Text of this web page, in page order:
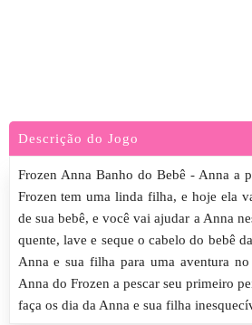
Descrição do Jogo
Frozen Anna Banho do Bebê - Anna a
Frozen tem uma linda filha, e hoje ela
de sua bebê, e você vai ajudar a Anna
quente, lave e seque o cabelo do bebê
Anna e sua filha para uma aventura
Anna do Frozen a pescar seu primeiro
faça os dia da Anna e sua filha